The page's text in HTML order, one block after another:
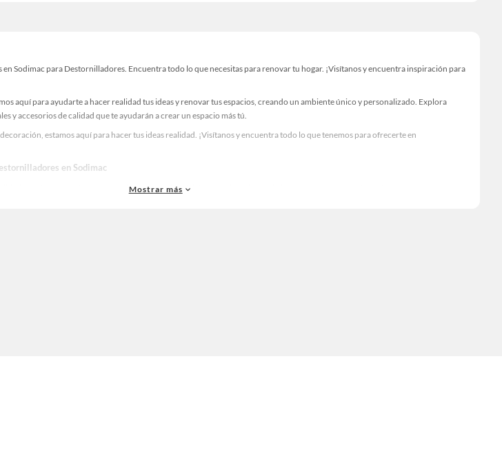
Sodimac para Destornilladores. Encuentra todo lo que necesitas para renovar tu hogar. ¡Visítanos y encuentra inspiración para
aquí para ayudarte a hacer realidad tus ideas y renovar tus espacios, creando un ambiente único y personalizado. Explora
y accesorios de calidad que te ayudarán a crear un espacio más tú.
estamos aquí para hacer tus ideas realidad. ¡Visítanos y encuentra todo lo que tenemos para ofrecerte en
en Sodimac
para tus proyectos y renovación de espacios. ¡Visítanos y descubre todo lo que tenemos para ofrecerte!
Mostrar más